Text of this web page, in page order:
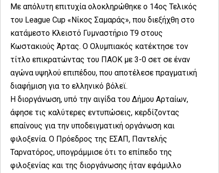
Με απόλυτη επιτυχία ολοκληρώθηκε ο 14ος Τελικός
του League Cup «Νίκος Σαμαράς», που διεξήχθη στο
κατάμεστο Κλειστό Γυμναστήριο Τ9 στους
Κωστακιούς Άρτας. Ο Ολυμπιακός κατέκτησε τον
τίτλο επικρατώντας του ΠΑΟΚ με 3-0 σετ σε έναν
αγώνα υψηλού επιπέδου, που αποτέλεσε πραγματική
διαφήμιση για το ελληνικό βόλεϊ.
Η διοργάνωση, υπό την αιγίδα του Δήμου Αρταίων,
άφησε τις καλύτερες εντυπώσεις, κερδίζοντας
επαίνους για την υποδειγματική οργάνωση και
φιλοξενία. Ο Πρόεδρος της ΕΣΑΠ, Παντελής
Ταρνατόρος, υπογράμμισε ότι το επίπεδο της
φιλοξενίας και της διοργάνωσης ήταν εφάμιλλο